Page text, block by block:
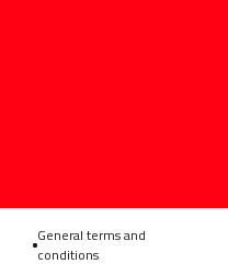
General terms and
conditions